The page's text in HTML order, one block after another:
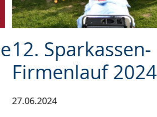
12. Sparkassen-
Firmenlauf 2024
27.06.2024